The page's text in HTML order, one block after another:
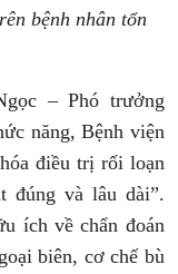
bệnh nhân tổn
– Phó trưởng
năng, Bệnh viện
điều trị rối loạn
đúng và lâu dài”.
ích về chẩn đoán
biên, cơ chế bù